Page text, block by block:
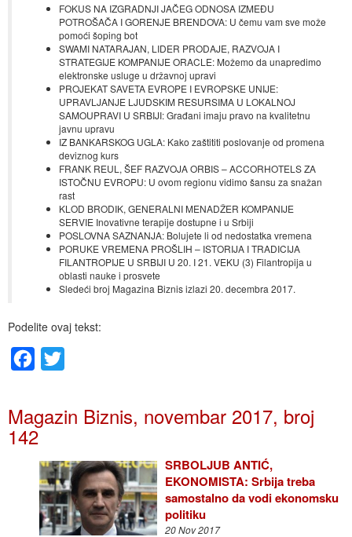
FOKUS NA IZGRADNJI JAČEG ODNOSA IZMEĐU
POTROŠAČA I GORENJE BRENDOVA: U čemu vam sve može
pomoći šoping bot
SWAMI NATARAJAN, LIDER PRODAJE, RAZVOJA I
STRATEGIJE KOMPANIJE ORACLE: Možemo da unapredimo
elektronske usluge u državnoj upravi
PROJEKAT SAVETA EVROPE I EVROPSKE UNIJE:
UPRAVLJANJE LJUDSKIM RESURSIMA U LOKALNOJ
SAMOUPRAVI U SRBIJI: Građani imaju pravo na kvalitetnu
javnu upravu
IZ BANKARSKOG UGLA: Kako zaštititi poslovanje od promena
deviznog kurs
FRANK REUL, ŠEF RAZVOJA ORBIS – ACCORHOTELS ZA
ISTOČNU EVROPU: U ovom regionu vidimo šansu za snažan
rast
KLOD BRODIK, GENERALNI MENADŽER KOMPANIJE
SERVIE Inovativne terapije dostupne i u Srbiji
POSLOVNA SAZNANJA: Bolujete li od nedostatka vremena
PORUKE VREMENA PROŠLIH – ISTORIJA I TRADICIJA
FILANTROPIJE U SRBIJI U 20. I 21. VEKU (3) Filantropija u
oblasti nauke i prosvete
Sledeći broj Magazina Biznis izlazi 20. decembra 2017.
Podelite ovaj tekst:
Facebook
Magazin Biznis, novembar 2017, broj
142
SRBOLJUB ANTIĆ,
EKONOMISTA: Srbija treba
samostalno da vodi ekonomsku
politiku
20 Nov 2017